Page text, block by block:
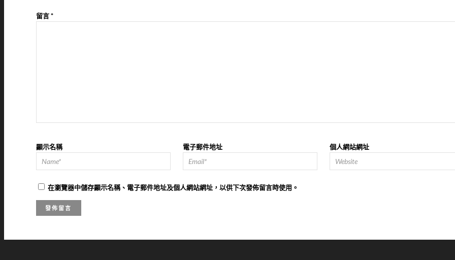
留言*
顯示名稱 電子郵件地址 個人網站網址
在瀏覽器中儲存顯示名稱、電子郵件地址及個人網站網址，以供下次發佈留言時使用。